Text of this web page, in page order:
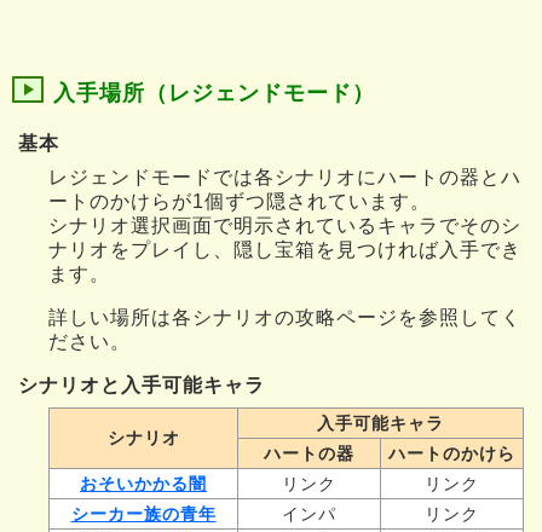
入手場所（レジェンドモード）
基本
レジェンドモードでは各シナリオにハートの器とハ
ートのかけらが1個ずつ隠されています。
シナリオ選択画面で明示されているキャラでそのシ
ナリオをプレイし、隠し宝箱を見つければ入手でき
ます。
詳しい場所は各シナリオの攻略ページを参照してく
ださい。
シナリオと入手可能キャラ
シナリオ
入手可能キャラ
ハートの器
ハートのかけら
おそいかかる闇
リンク
リンク
シーカー族の青年
インパ
リンク